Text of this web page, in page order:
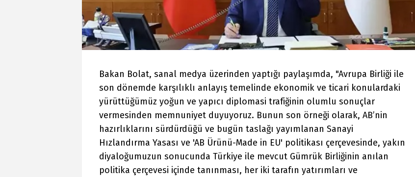
Bakan Bolat, sanal medya üzerinden yaptığı paylaşımda, "Avrupa Birliği ile
son dönemde karşılıklı anlayış temelinde ekonomik ve ticari konulardaki
yürüttüğümüz yoğun ve yapıcı diplomasi trafiğinin olumlu sonuçlar
vermesinden memnuniyet duyuyoruz. Bunun son örneği olarak, AB’nin
hazırlıklarını sürdürdüğü ve bugün taslağı yayımlanan Sanayi
Hızlandırma Yasası ve 'AB Ürünü-Made in EU' politikası çerçevesinde, yakın
diyaloğumuzun sonucunda Türkiye ile mevcut Gümrük Birliğinin anılan
politika çerçevesi içinde tanınması, her iki tarafın yatırımları ve